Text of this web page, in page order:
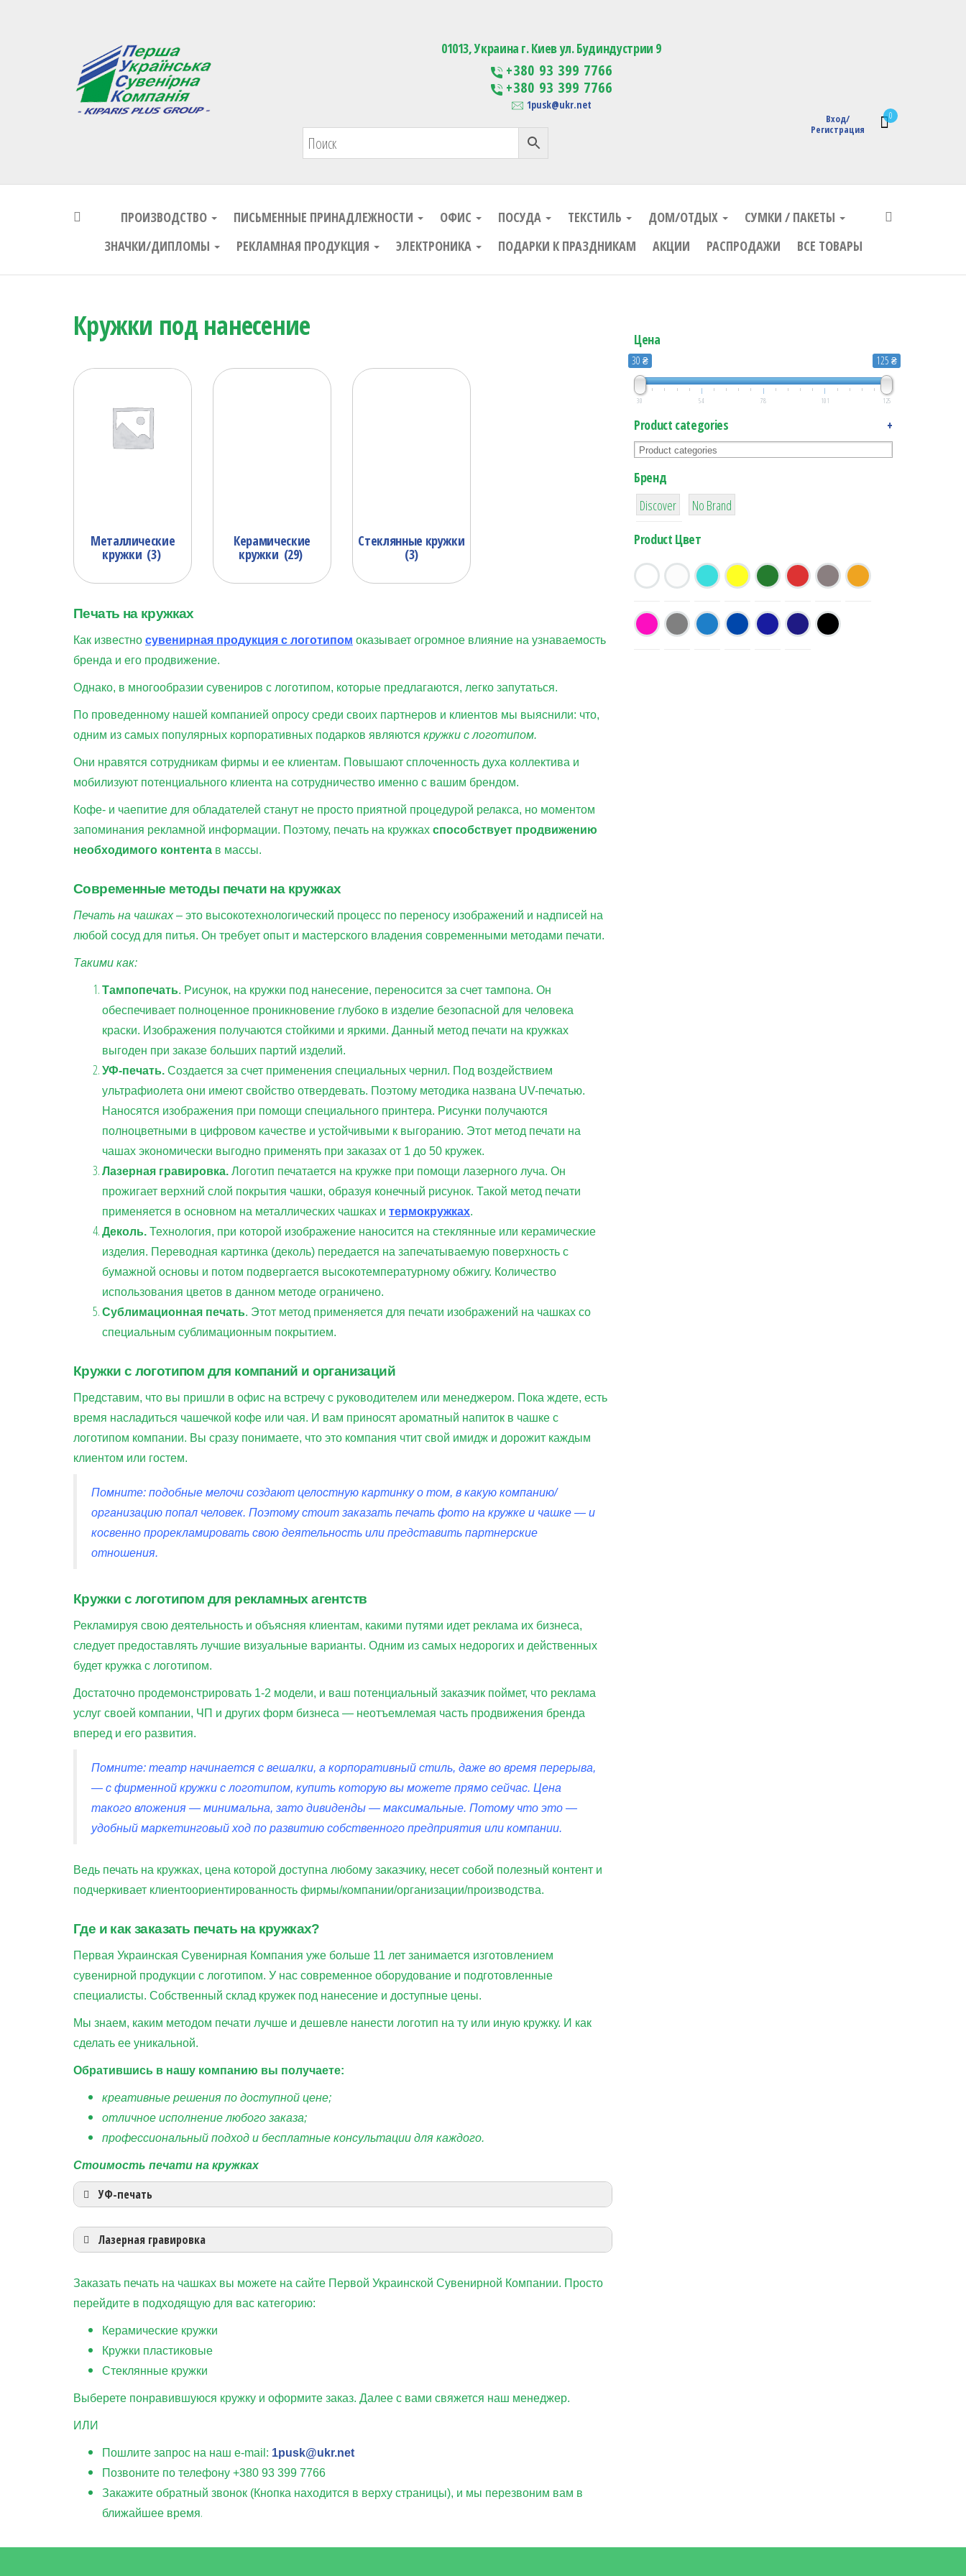
Первая Украинская Сувенирная Компания Изготовление сувенирной продукции с логотипом
0
Вход/
Регистрация
01013, Украина г. Киев ул. Будиндустрии 9
+380 93 399 7766
+380 93 399 7766
1pusk@ukr.net
ПРОИЗВОДСТВО ПИСЬМЕННЫЕ ПРИНАДЛЕЖНОСТИ ОФИС ПОСУДА ТЕКСТИЛЬ ДОМ/ОТДЫХ
СУМКИ / ПАКЕТЫ
ЗНАЧКИ/ДИПЛОМЫ
РЕКЛАМНАЯ ПРОДУКЦИЯ ЭЛЕКТРОНИКА ПОДАРКИ К ПРАЗДНИКАМ АКЦИИ РАСПРОДАЖИ ВСЕ ТОВАРЫ
Кружки под нанесение
Металлические
кружки (3)
Керамические
кружки (29)
Стеклянные кружки
(3)
Печать на кружках
Как известно сувенирная продукция с логотипом оказывает огромное влияние на узнаваемость
бренда и его продвижение.
Однако, в многообразии сувениров с логотипом, которые предлагаются, легко запутаться.
По проведенному нашей компанией опросу среди своих партнеров и клиентов мы выяснили: что,
одним из самых популярных корпоративных подарков являются кружки с логотипом.
Они нравятся сотрудникам фирмы и ее клиентам. Повышают сплоченность духа коллектива и
мобилизуют потенциального клиента на сотрудничество именно с вашим брендом.
Кофе- и чаепитие для обладателей станут не просто приятной процедурой релакса, но моментом
запоминания рекламной информации. Поэтому, печать на кружках способствует продвижению
необходимого контента в массы.
Современные методы печати на кружках
Печать на чашках– это высокотехнологический процесс по переносу изображений и надписей на
любой сосуд для питья. Он требует опыт и мастерского владения современными методами печати.
Такими как:
Тампопечать. Рисунок, на кружки под нанесение, переносится за счет тампона. Он
обеспечивает полноценное проникновение глубоко в изделие безопасной для человека
краски. Изображения получаются стойкими и яркими. Данный метод печати на кружках
выгоден при заказе больших партий изделий.
УФ-печать. Создается за счет применения специальных чернил. Под воздействием
ультрафиолета они имеют свойство отвердевать. Поэтому методика названа UV-печатью.
Наносятся изображения при помощи специального принтера. Рисунки получаются
полноцветными в цифровом качестве и устойчивыми к выгоранию. Этот метод печати на
чашах экономически выгодно применять при заказах от 1 до 50 кружек.
Лазерная гравировка. Логотип печатается на кружке при помощи лазерного луча. Он
прожигает верхний слой покрытия чашки, образуя конечный рисунок. Такой метод печати
применяется в основном на металлических чашках и термокружках.
Деколь. Технология, при которой изображение наносится на стеклянные или керамические
изделия. Переводная картинка (деколь) передается на запечатываемую поверхность с
бумажной основы и потом подвергается высокотемпературному обжигу. Количество
использования цветов в данном методе ограничено.
Сублимационная печать. Этот метод применяется для печати изображений на чашках со
специальным сублимационным покрытием.
Кружки с логотипом для компаний и организаций
Представим, что вы пришли в офис на встречу с руководителем или менеджером. Пока ждете, есть
время насладиться чашечкой кофе или чая. И вам приносят ароматный напиток в чашке с
логотипом компании. Вы сразу понимаете, что это компания чтит свой имидж и дорожит каждым
клиентом или гостем.
Помните: подобные мелочи создают целостную картинку о том, в какую компанию/
организацию попал человек. Поэтому стоит заказать печать фото на кружке и чашке — и
косвенно прорекламировать свою деятельность или представить партнерские
отношения.
Кружки с логотипом для рекламных агентств
Рекламируя свою деятельность и объясняя клиентам, какими путями идет реклама их бизнеса,
следует предоставлять лучшие визуальные варианты. Одним из самых недорогих и действенных
будет кружка с логотипом.
Достаточно продемонстрировать 1-2 модели, и ваш потенциальный заказчик поймет, что реклама
услуг своей компании, ЧП и других форм бизнеса — неотъемлемая часть продвижения бренда
вперед и его развития.
Помните: театр начинается с вешалки, а корпоративный стиль, даже во время перерыва,
— с фирменной кружки с логотипом, купить которую вы можете прямо сейчас. Цена
такого вложения — минимальна, зато дивиденды — максимальные. Потому что это —
удобный маркетинговый ход по развитию собственного предприятия или компании.
Ведь печать на кружках, цена которой доступна любому заказчику, несет собой полезный контент и
подчеркивает клиентоориентированность фирмы/компании/организации/производства.
Где и как заказать печать на кружках?
Первая Украинская Сувенирная Компания уже больше 11 лет занимается изготовлением
сувенирной продукции с логотипом. У нас современное оборудование и подготовленные
специалисты. Собственный склад кружек под нанесение и доступные цены.
Мы знаем, каким методом печати лучше и дешевле нанести логотип на ту или иную кружку. И как
сделать ее уникальной.
Обратившись в нашу компанию вы получаете:
креативные решения по доступной цене;
отличное исполнение любого заказа;
профессиональный подход и бесплатные консультации для каждого.
Стоимость печати на кружках
УФ-печать
Кол-во (шт) 1 -10 11 - 30 31 - 50
>50
Цена (грн.)
150 120 100 85
Лазерная гравировка
Тираж/шт
Цена/грн
350,00
Заказать печать на чашках вы можете на сайте Первой Украинской Сувенирной Компании. Просто
перейдите в подходящую для вас категорию:
Керамические кружки
Кружки пластиковые
Стеклянные кружки
Выберете понравившуюся кружку и оформите заказ. Далее с вами свяжется наш менеджер.
ИЛИ
Пошлите запрос на наш e-mail: 1pusk@ukr.net
Позвоните по телефону +380 93 399 7766
Закажите обратный звонок (Кнопка находится в верху страницы), и мы перезвоним вам в
ближайшее время.
Цена
30 ₴ 125 ₴
30 54 78 101 125
Product categories +
Бренд
5
Discover
33
No Brand
Product Цвет